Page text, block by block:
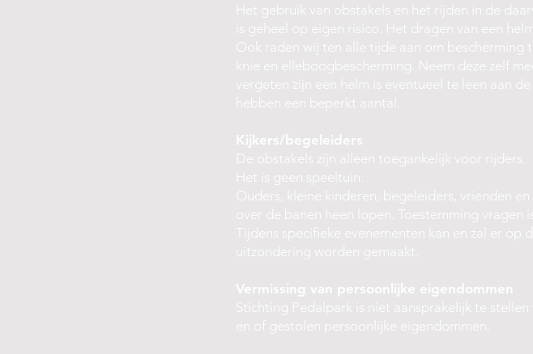
Het gebruik van obstakels en het rijden in de
is geheel op eigen risico. Het dragen van een
Ook raden wij ten alle tijde aan om bescherming
knie en elleboogbescherming. Neem deze zelf
vergeten zijn een helm is eventueel te leen aan
hebben een beperkt aantal.
Kijkers/begeleiders
De obstakels zijn alleen toegankelijk voor rijders.
Het is geen speeltuin.
Ouders, kleine kinderen, begeleiders, vrienden
over de banen heen lopen. Toestemming vragen
Tijdens specifieke evenementen kan en zal er op
uitzondering worden gemaakt.
Vermissing van persoonlijke eigendommen
Stichting Pedalpark is niet aansprakelijk te
en of gestolen persoonlijke eigendommen.